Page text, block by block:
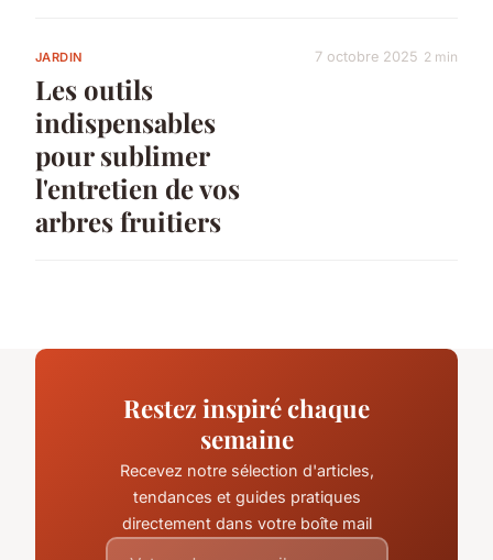
JARDIN
Les outils
indispensables
pour sublimer
l'entretien de vos
arbres fruitiers
7 octobre 2025 2 min
Restez inspiré chaque
semaine
Recevez notre sélection d'articles,
tendances et guides pratiques
directement dans votre boîte mail